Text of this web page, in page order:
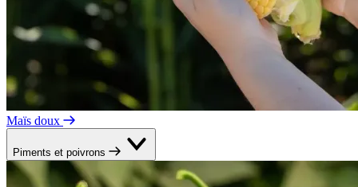
Maïs doux
Piments et poivrons